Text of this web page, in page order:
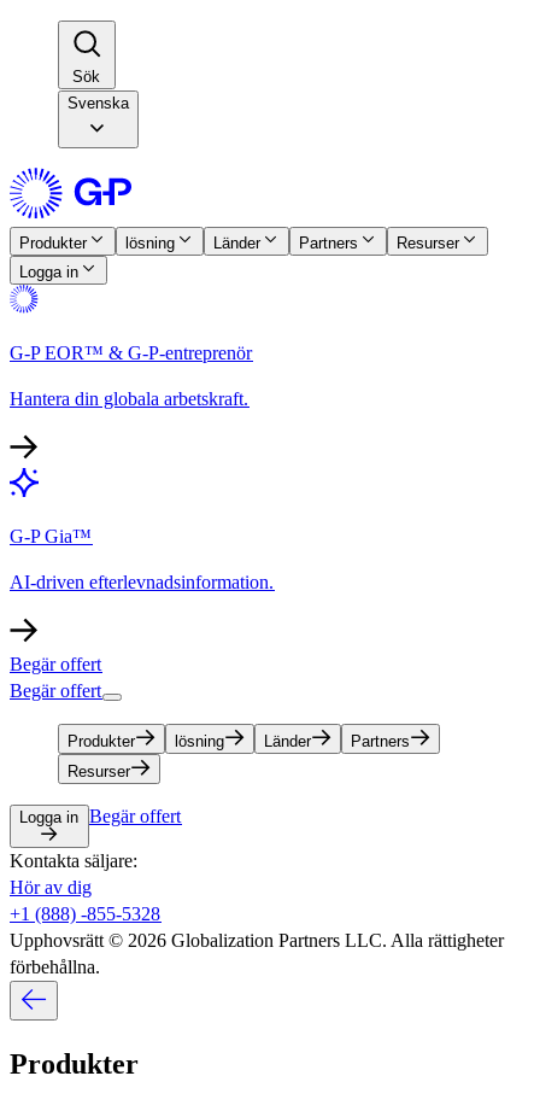
Sök​​
Svenska
Produkter​​ lösning​​ Länder​​ Partners​​
Resurser​​
Logga in​​
G-P EOR™ & G-P-entreprenör​​
Hantera din globala arbetskraft.​​
G-P Gia™​​
AI-driven efterlevnadsinformation.​​
Begär offert​​
Begär offert​​
Produkter​​ lösning​​ Länder​​
Partners​​
Resurser​​
Logga in​​ Begär offert​​
Kontakta säljare:​​
Hör av dig​​
+1 (888) -855-5328​​
Upphovsrätt © 2026 Globalization Partners LLC. Alla rättigheter
förbehållna.​​
Produkter​​